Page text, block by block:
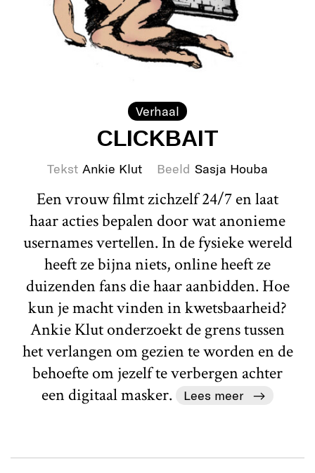
Verhaal
CLICKBAIT
Tekst Ankie Klut Beeld Sasja Houba
Een vrouw filmt zichzelf 24/7 en laat
haar acties bepalen door wat anonieme
usernames vertellen. In de fysieke wereld
heeft ze bijna niets, online heeft ze
duizenden fans die haar aanbidden. Hoe
kun je macht vinden in kwetsbaarheid?
Ankie Klut onderzoekt de grens tussen
het verlangen om gezien te worden en de
behoefte om jezelf te verbergen achter
een digitaal masker.
Lees meer